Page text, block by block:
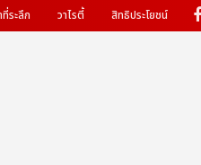
ระลึก วาไรตี้ สิทธิประโยชน์